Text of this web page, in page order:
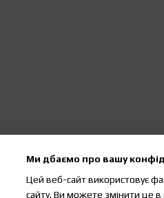
Ми дбаємо про вашу
Цей веб-сайт використовує
сайту. Ви можете змінити це в